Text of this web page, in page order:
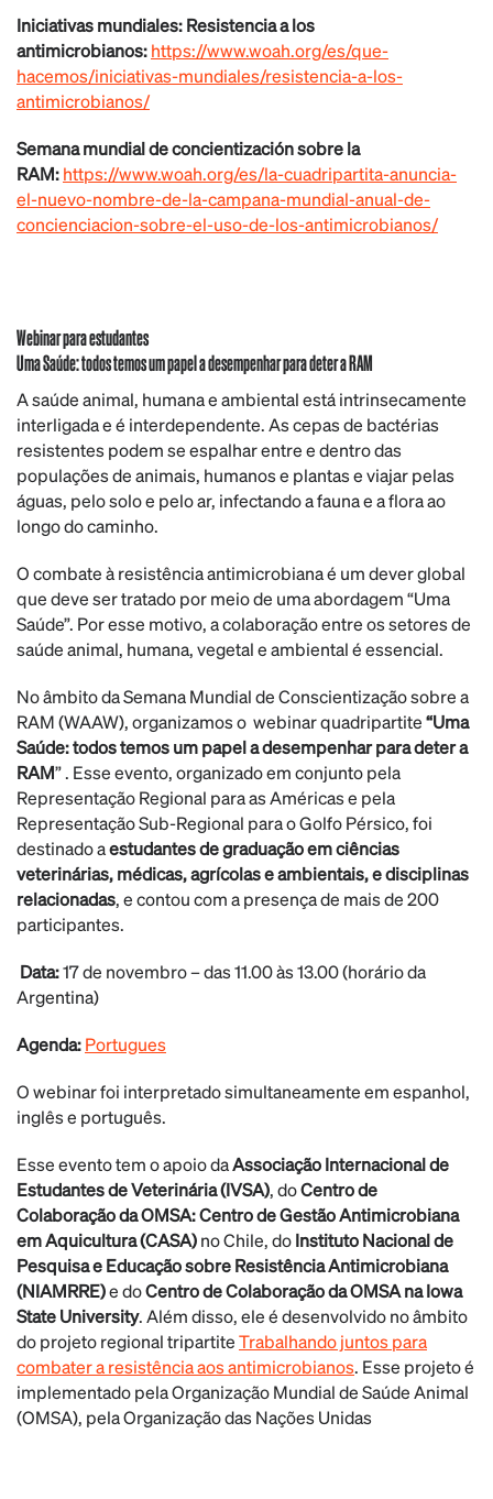
Iniciativas mundiales: Resistencia a los
antimicrobianos:https://www.woah.org/es/que-
hacemos/iniciativas-mundiales/resistencia-a-los-
antimicrobianos/
Semana mundial de concientización sobre la
RAM:https://www.woah.org/es/la-cuadripartita-anuncia-
el-nuevo-nombre-de-la-campana-mundial-anual-de-
concienciacion-sobre-el-uso-de-los-antimicrobianos/
Webinar para estudantes
Uma Saúde: todos temos um papel a desempenhar para deter a RAM
A saúde animal, humana e ambiental está intrinsecamente
interligada e é interdependente. As cepas de bactérias
resistentes podem se espalhar entre e dentro das
populações de animais, humanos e plantas e viajar pelas
águas, pelo solo e pelo ar, infectando a fauna e a flora ao
longo do caminho.
O combate à resistência antimicrobiana é um dever global
que deve ser tratado por meio de uma abordagem “Uma
Saúde”. Por esse motivo, a colaboração entre os setores de
saúde animal, humana, vegetal e ambiental é essencial.
No âmbito da Semana Mundial de Conscientização sobre a
RAM (WAAW), organizamos o webinar quadripartite“Uma
Saúde: todos temos um papel a desempenhar para deter a
RAM” . Esse evento, organizado em conjunto pela
Representação Regional para as Américas e pela
Representação Sub-Regional para o Golfo Pérsico, foi
destinado aestudantes de graduação em ciências
veterinárias, médicas, agrícolas e ambientais, e disciplinas
relacionadas, e contou com a presença de mais de 200
participantes.
Data:17 de novembro – das 11.00 às 13.00 (horário da
Argentina)
Agenda:Portugues
O webinar foi interpretado simultaneamente em espanhol,
inglês e português.
Esse evento tem o apoio daAssociação Internacional de
Estudantes de Veterinária (IVSA), doCentro de
Colaboração da OMSA: Centro de Gestão Antimicrobiana
em Aquicultura (CASA)no Chile, doInstituto Nacional de
Pesquisa e Educação sobre Resistência Antimicrobiana
(NIAMRRE)e doCentro de Colaboração da OMSA na Iowa
State University. Além disso, ele é desenvolvido no âmbito
do projeto regional tripartiteTrabalhando juntos para
combater a resistência aos antimicrobianos. Esse projeto é
implementado pela Organização Mundial de Saúde Animal
(OMSA), pela Organização das Nações Unidas